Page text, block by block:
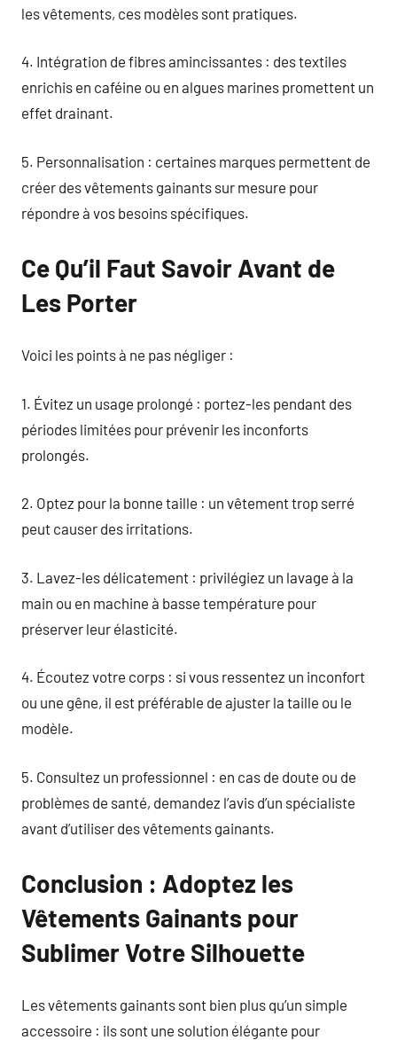
les vêtements, ces modèles sont pratiques.
4. Intégration de fibres amincissantes : des textiles
enrichis en caféine ou en algues marines promettent un
effet drainant.
5. Personnalisation : certaines marques permettent de
créer des vêtements gainants sur mesure pour
répondre à vos besoins spécifiques.
Ce Qu’il Faut Savoir Avant de
Les Porter
Voici les points à ne pas négliger :
1. Évitez un usage prolongé : portez-les pendant des
périodes limitées pour prévenir les inconforts
prolongés.
2. Optez pour la bonne taille : un vêtement trop serré
peut causer des irritations.
3. Lavez-les délicatement : privilégiez un lavage à la
main ou en machine à basse température pour
préserver leur élasticité.
4. Écoutez votre corps : si vous ressentez un inconfort
ou une gêne, il est préférable de ajuster la taille ou le
modèle.
5. Consultez un professionnel : en cas de doute ou de
problèmes de santé, demandez l’avis d’un spécialiste
avant d’utiliser des vêtements gainants.
Conclusion : Adoptez les
Vêtements Gainants pour
Sublimer Votre Silhouette
Les vêtements gainants sont bien plus qu’un simple
accessoire : ils sont une solution élégante pour